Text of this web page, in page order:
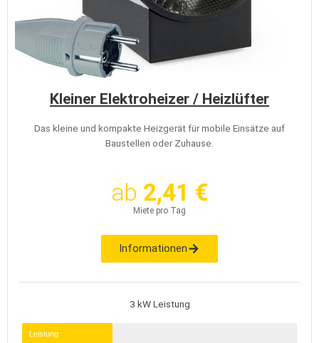
Kleiner Elektroheizer / Heizlüfter
Das kleine und kompakte Heizgerät für mobile Einsätze auf
Baustellen oder Zuhause.
ab 2,41 €
Miete pro Tag
Informationen
3 kW Leistung
Leistung